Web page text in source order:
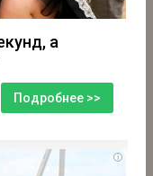
а
Подробнее >>
i